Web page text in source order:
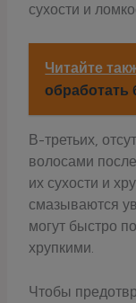
сухости и
Читайте
обработать
В-третьих,
волосами
их сухости и
смазываются
могут быстро
хрупкими.
Чтобы